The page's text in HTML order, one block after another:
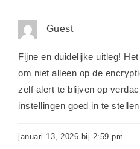
Guest
Fijne en duidelijke uitleg!
om niet alleen op de
zelf alert te blijven op
instellingen goed in te
januari 13, 2026 bij 2:59 pm